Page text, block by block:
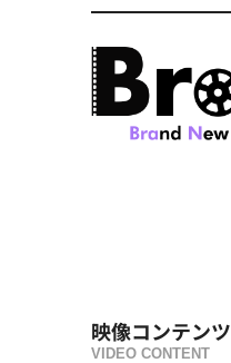
映像コンテンツ
VIDEO CONTENT